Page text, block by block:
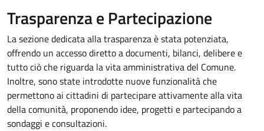
Trasparenza e Partecipazione
La sezione dedicata alla trasparenza è stata potenziata,
offrendo un accesso diretto a documenti, bilanci, delibere e
tutto ciò che riguarda la vita amministrativa del Comune.
Inoltre, sono state introdotte nuove funzionalità che
permettono ai cittadini di partecipare attivamente alla vita
della comunità, proponendo idee, progetti e partecipando a
sondaggi e consultazioni.